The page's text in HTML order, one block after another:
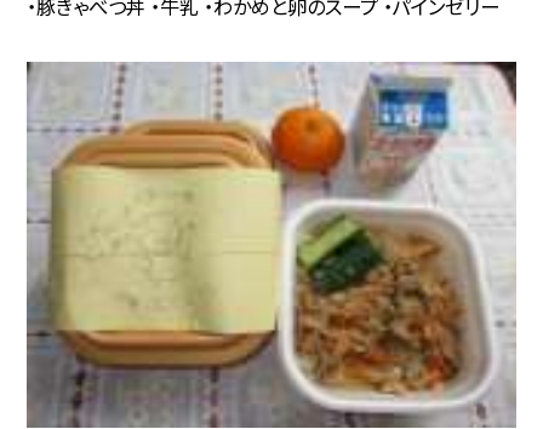
・豚きゃべつ丼 ・牛乳 ・わかめと卵のスープ ・パインゼリー